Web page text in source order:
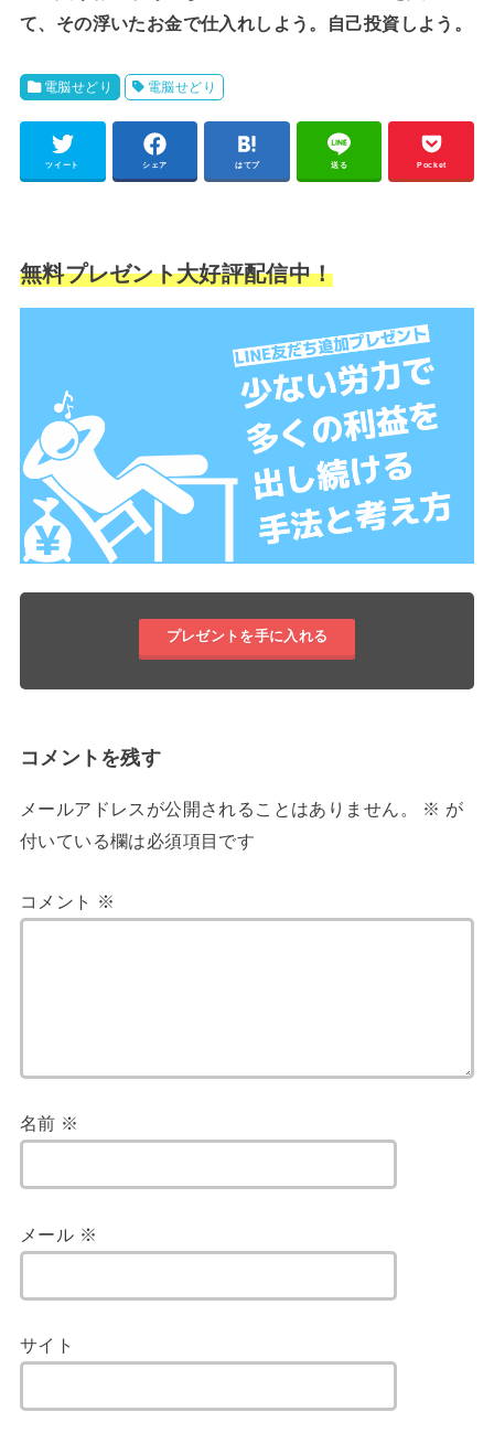
て、その浮いたお金で仕入れしよう。自己投資しよう。
電脳せどり 電脳せどり
ツイート シェア はてブ 送る Pocket
無料プレゼント大好評配信中！
プレゼントを手に入れる
コメントを残す
メールアドレスが公開されることはありません。 ※ が
付いている欄は必須項目です
コメント ※
名前 ※
メール ※
サイト